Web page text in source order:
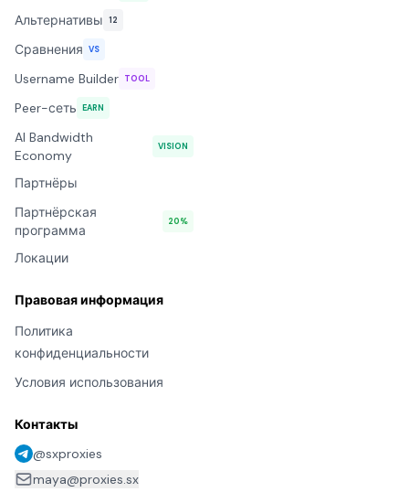
Альтернативы 12
Сравнения VS
Username Builder TOOL
Peer-сеть EARN
AI Bandwidth
Economy
VISION
Партнёры
Партнёрская
программа
20%
Локации
Правовая информация
Политика
конфиденциальности
Условия использования
Контакты
@sxproxies
maya@proxies.sx